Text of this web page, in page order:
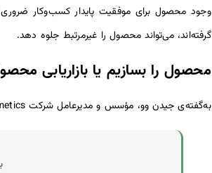
وجود محصول برای موفقیت پایدار کسب‌وکار
گرفته‌اند، می‌تواند محصول را غیرمرتبط جلوه دهد.
محصول را بسازیم یا بازاریابی
به‌گفته‌ی جیدن وو، مؤسس و مدیرعامل شرکت Vantura Cosmetics، کسب‌وکار تجارت الکترونیکی در حوزه‌ی لوازم‌ آرایشی گیاهی و ارگانیک می‌گوید: